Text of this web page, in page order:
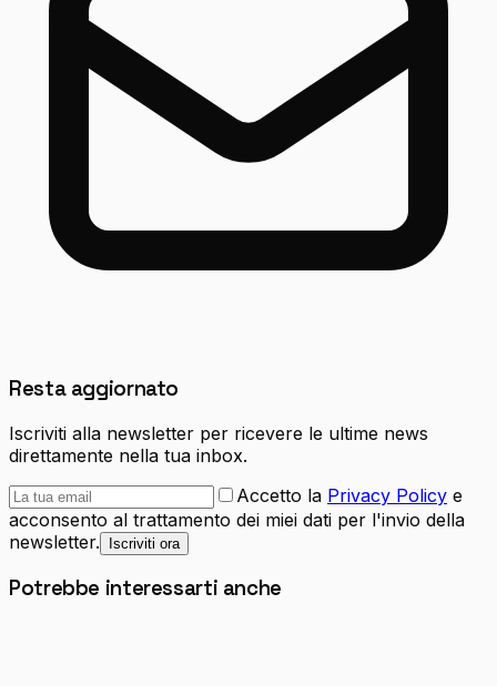
Resta aggiornato
Iscriviti alla newsletter per ricevere le ultime news
direttamente nella tua inbox.
Accetto la Privacy Policy e
acconsento al trattamento dei miei dati per l'invio della
newsletter.
Iscriviti ora
Potrebbe interessarti anche